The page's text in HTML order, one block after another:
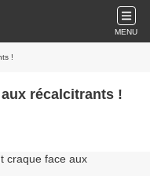
MENU
!
récalcitrants !